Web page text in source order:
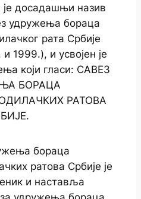
досадашњи назив
удружења бораца
рата Србије
1999.), и усвојен је
који гласи: САВЕЗ
БОРАЦА
РАТОВА
бораца
ратова Србије је
и наставља